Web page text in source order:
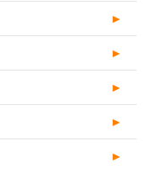
►
►
►
►
►